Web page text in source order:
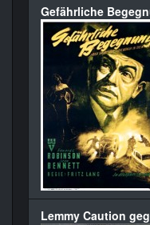
Gefährliche
Lemmy Caution